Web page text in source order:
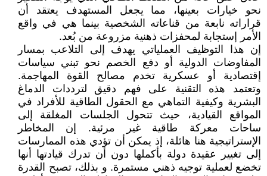
نحو خيارات بعينها، مما يجعل المستهدف يعتقد أن
قراراته نابعة من قناعاته الشخصية بينما هي في واقع
الأمر إستجابة لمحفزات ذهنية مزروعة من بُعد.
إن هذا التوظيف العملياتي يهدف إلى التلاعب بمسار
المفاوضات الدولية أو دفع الخصم نحو تبني سياسات
إقتصادية أو عسكرية تخدم مصالح القوة المهاجمة.
وتعتمد هذه التقنية على فهم دقيق لترددات الدماغ
البشرية وكيفية التماهي مع الحقول الطاقية للأفراد في
المواقع القيادية، حيث تتحول الجلسات المغلقة إلى
ساحات معركة طاقية غير مرئية. إن المخاطر
الإستراتيجية هنا هائلة، إذ يمكن أن تؤدي هذه الممارسات
إلى تغيير عقيدة دولة بأكملها دون أن تدرك قيادتها أنها
تخضع لعملية توجيه ذهني مستمرة. و بذلك، تصبح القدرة